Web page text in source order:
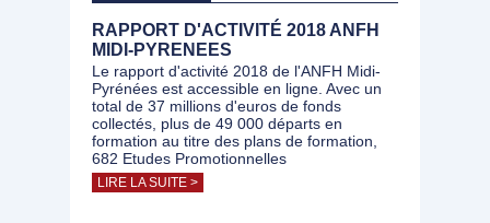
RAPPORT D'ACTIVITÉ 2018 ANFH
MIDI-PYRENEES
Le rapport d'activité 2018 de l'ANFH Midi-
Pyrénées est accessible en ligne. Avec un
total de 37 millions d'euros de fonds
collectés, plus de 49 000 départs en
formation au titre des plans de formation,
682 Etudes Promotionnelles
LIRE LA SUITE >